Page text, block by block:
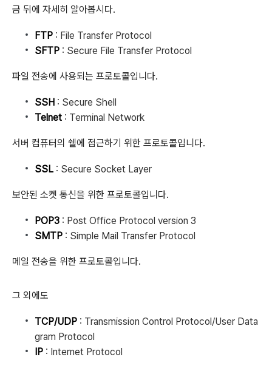
금 뒤에 자세히 알아봅시다.
FTP : File Transfer Protocol
SFTP : Secure File Transfer Protocol
파일 전송에 사용되는 프로토콜입니다.
SSH : Secure Shell
Telnet : Terminal Network
서버 컴퓨터의 쉘에 접근하기 위한 프로토콜입니다.
SSL : Secure Socket Layer
보안된 소켓 통신을 위한 프로토콜입니다.
POP3 : Post Office Protocol version 3
SMTP : Simple Mail Transfer Protocol
메일 전송을 위한 프로토콜입니다.
그 외에도
TCP/UDP : Transmission Control Protocol/User Data
gram Protocol
IP : Internet Protocol